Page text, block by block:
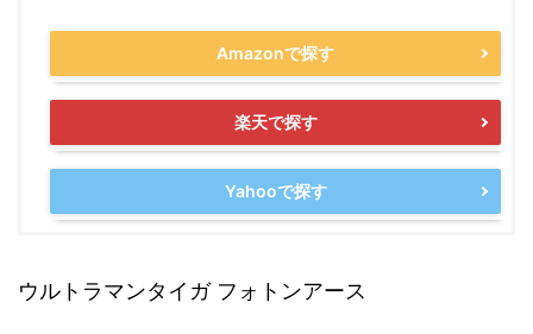
Amazonで探す
楽天で探す
Yahooで探す
ウルトラマンタイガ フォトンアース